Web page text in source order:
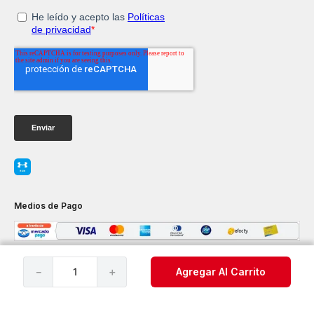
＋
－ Agregar Al Carrito
Medios de Pago
Servicio al Consumidor